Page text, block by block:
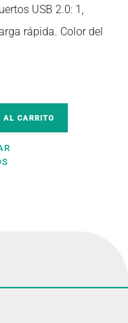
USB 2.0: 1,
rápida. Color del
AL CARRITO